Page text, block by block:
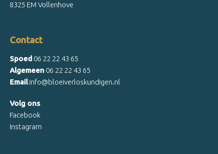
8325 EM Vollenhove
Contact
Spoed 06 22 22 43 65
Algemeen 06 22 22 43 65
Emailinfo@bloeiverloskundigen.nl
Volg ons
Facebook
Instagram